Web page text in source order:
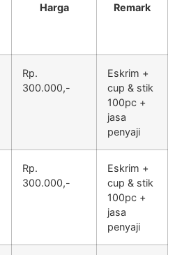
Harga Remark
Rp.
300.000,-
Eskrim +
cup & stik
100pc +
jasa
penyaji
Rp.
300.000,-
Eskrim +
cup & stik
100pc +
jasa
penyaji